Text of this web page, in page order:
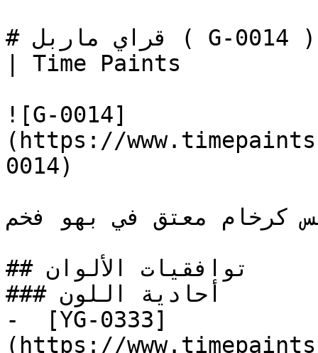
# قراي ماربل ( G-0014 ) — `#B2B2AF` — معاينة اللون
| Time Paints
![G-0014]
(https://
0014)
كرخام معتق في بهو فخم.
## توافقيات الألوان
### أحادية اللون
-  [YG-0333]
(https://